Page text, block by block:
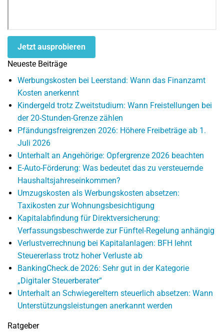
Jetzt ausprobieren
Neueste Beiträge
Werbungskosten bei Leerstand: Wann das Finanzamt
Kosten anerkennt
Kindergeld trotz Zweitstudium: Wann Freistellungen bei
der 20-Stunden-Grenze zählen
Pfändungsfreigrenzen 2026: Höhere Freibeträge ab 1.
Juli 2026
Unterhalt an Angehörige: Opfergrenze 2026 beachten
E-Auto-Förderung: Was bedeutet das zu versteuernde
Haushaltsjahreseinkommen?
Umzugskosten als Werbungskosten absetzen:
Taxikosten zur Wohnungsbesichtigung
Kapitalabfindung für Direktversicherung:
Verfassungsbeschwerde zur Fünftel-Regelung anhängig
Verlustverrechnung bei Kapitalanlagen: BFH lehnt
Steuererlass trotz hoher Verluste ab
BankingCheck.de 2026: Sehr gut in der Kategorie
„Digitaler Steuerberater“
Unterhalt an Schwiegereltern steuerlich absetzen: Wann
Unterstützungsleistungen anerkannt werden
Ratgeber